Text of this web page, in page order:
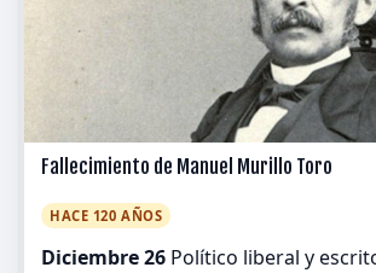
Fallecimiento de Manuel Murillo Toro
HACE 120 AÑOS
Diciembre 26 Político liberal y